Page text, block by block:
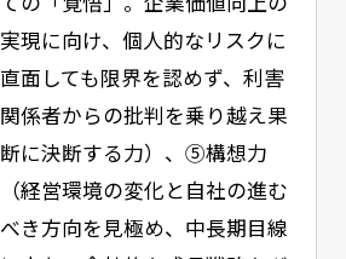
実現に向け、個人的なリスクに
直面しても限界を認めず、利害
関係者からの批判を乗り越え果
断に決断する力）、⑤構想力
（経営環境の変化と自社の進む
べき方向を見極め、中長期目線